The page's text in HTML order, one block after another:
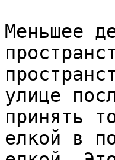
Меньшее
улице
принять
елкой в